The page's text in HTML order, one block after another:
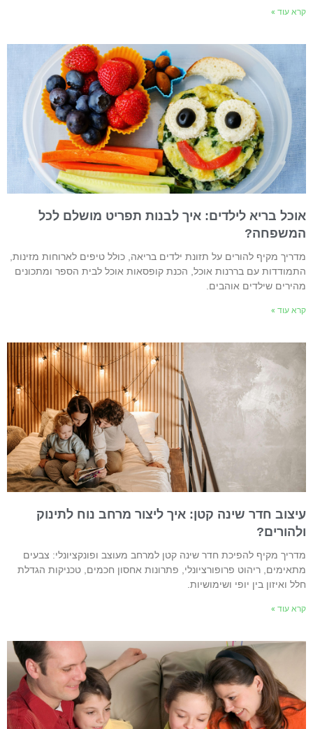
עוד »
בריא לילדים: איך לבנות תפריט מושלם לכל
מקיף להורים על תזונת ילדים בריאה, כולל טיפים לארוחות מזינות,
עם בררנות אוכל, הכנת קופסאות אוכל לבית הספר ומתכונים
שילדים אוהבים.
עוד »
חדר שינה קטן: איך ליצור מרחב נוח לתינוק
מקיף להפיכת חדר שינה קטן למרחב מעוצב ופונקציונלי: צבעים
ריהוט פרופורציונלי, פתרונות אחסון חכמים, טכניקות הגדלת
ואיזון בין יופי ושימושיות.
עוד »